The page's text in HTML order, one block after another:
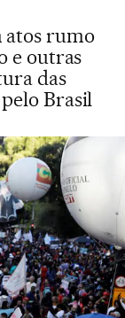
atos rumo
e outras
das
Brasil